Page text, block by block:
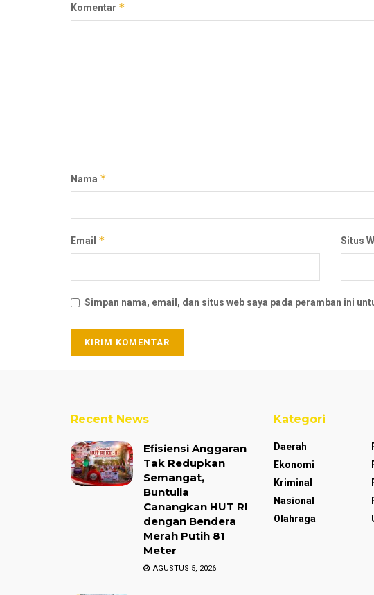
Komentar *
Nama *
Email * Situs
Simpan nama, email, dan situs web saya pada peramban ini
Recent News
Efisiensi Anggaran
Tak Redupkan
Semangat,
Buntulia
Canangkan HUT RI
dengan Bendera
Merah Putih 81
Meter
AGUSTUS 5, 2026
Kategori
Daerah
Ekonomi
Kriminal
Nasional
Olahraga